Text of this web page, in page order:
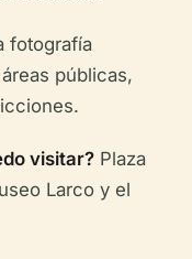
fotografía
públicas,
visitar? Plaza
Larco y el